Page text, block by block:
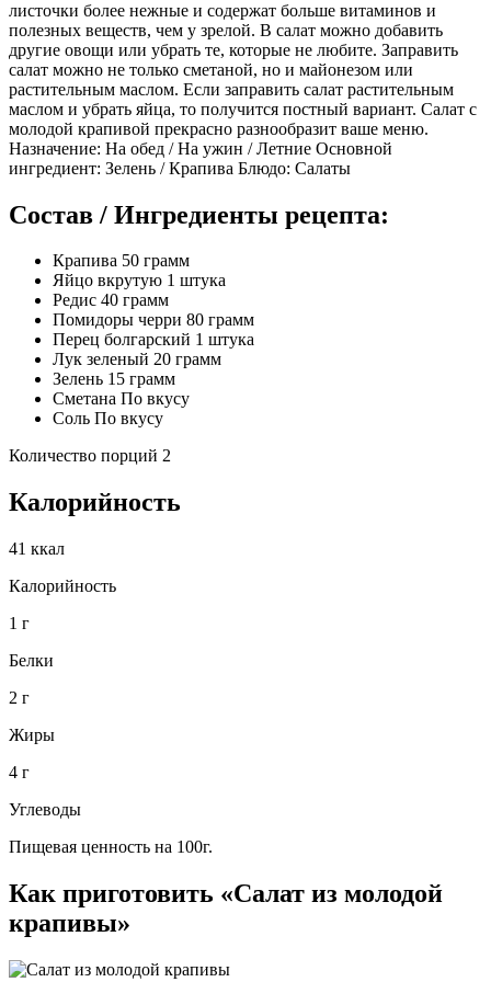
листочки более нежные и содержат больше витаминов и
полезных веществ, чем у зрелой. В салат можно добавить
другие овощи или убрать те, которые не любите. Заправить
салат можно не только сметаной, но и майонезом или
растительным маслом. Если заправить салат растительным
маслом и убрать яйца, то получится постный вариант. Салат с
молодой крапивой прекрасно разнообразит ваше меню.
Назначение: На обед / На ужин / Летние Основной
ингредиент: Зелень / Крапива Блюдо: Салаты
Состав / Ингредиенты рецепта:
Крапива 50 грамм
Яйцо вкрутую 1 штука
Редис 40 грамм
Помидоры черри 80 грамм
Перец болгарский 1 штука
Лук зеленый 20 грамм
Зелень 15 грамм
Сметана По вкусу
Соль По вкусу
Количество порций 2
Калорийность
41 ккал
Калорийность
1 г
Белки
2 г
Жиры
4 г
Углеводы
Пищевая ценность на 100г.
Как приготовить «Салат из молодой
крапивы»